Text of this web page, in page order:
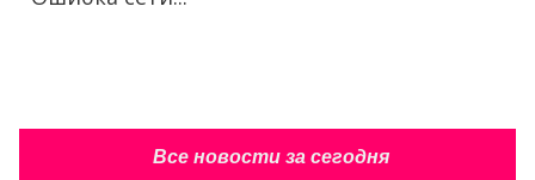
Все новости за сегодня